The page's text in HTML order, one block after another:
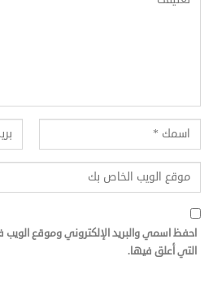
احفظ اسمي والبريد الإلكتروني وموقع
التي أعلق فيها.